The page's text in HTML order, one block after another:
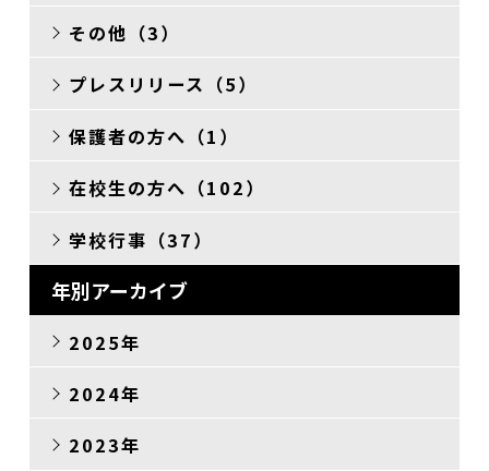
その他（3）
プレスリリース（5）
保護者の方へ（1）
在校生の方へ（102）
学校行事（37）
年別アーカイブ
2025年
2024年
2023年